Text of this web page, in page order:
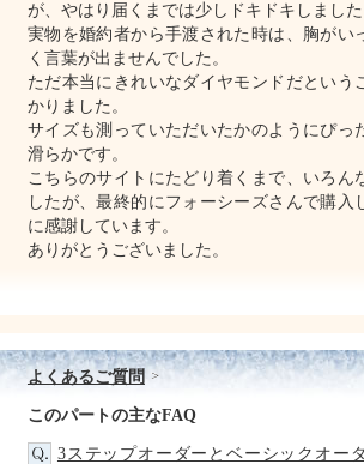
が、やはり届くまでは少しドキドキしました
実物を婚約者から手渡された時は、胸がい
く言葉が出ませんでした。
ただ本当にきれいなダイヤモンドだという
かりました。
サイズも測っていただいたかのようにぴっ
滑らかです。
こちらのサイトにたどり着くまで、いろん
したが、最終的にフォーシーズさんで購入
に感謝しています。
ありがとうございました。
よくあるご質問
このパートの主なFAQ
3ステップオーダーとベーシックオー